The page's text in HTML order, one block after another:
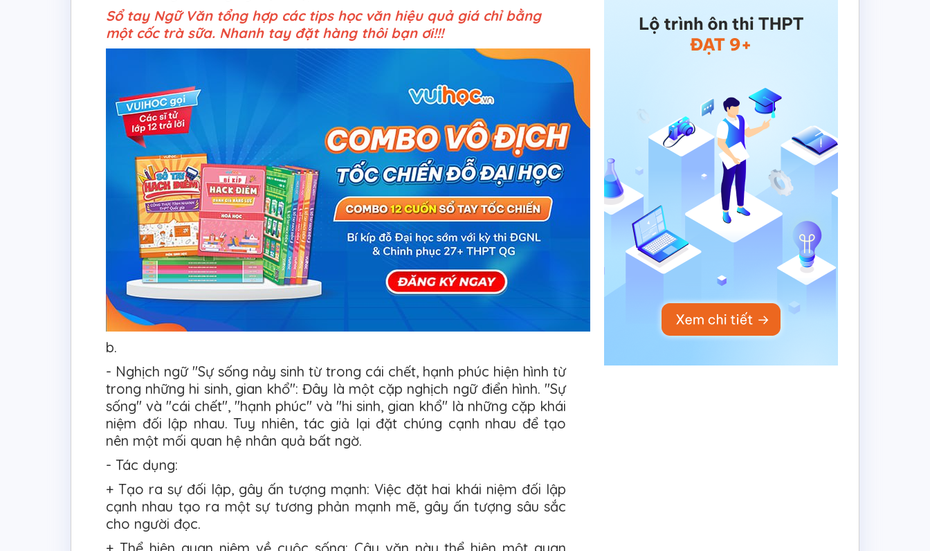
Sổ tay Ngữ Văn tổng hợp các tips học văn hiệu quả giá chỉ bằng
một cốc trà sữa. Nhanh tay đặt hàng thôi bạn ơi!!!
b.
- Nghịch ngữ "Sự sống nảy sinh từ trong cái chết, hạnh phúc hiện hình từ
trong những hi sinh, gian khổ": Đây là một cặp nghịch ngữ điển hình. "Sự
sống" và "cái chết", "hạnh phúc" và "hi sinh, gian khổ" là những cặp khái
niệm đối lập nhau. Tuy nhiên, tác giả lại đặt chúng cạnh nhau để tạo
nên một mối quan hệ nhân quả bất ngờ.
- Tác dụng:
+ Tạo ra sự đối lập, gây ấn tượng mạnh: Việc đặt hai khái niệm đối lập
cạnh nhau tạo ra một sự tương phản mạnh mẽ, gây ấn tượng sâu sắc
cho người đọc.